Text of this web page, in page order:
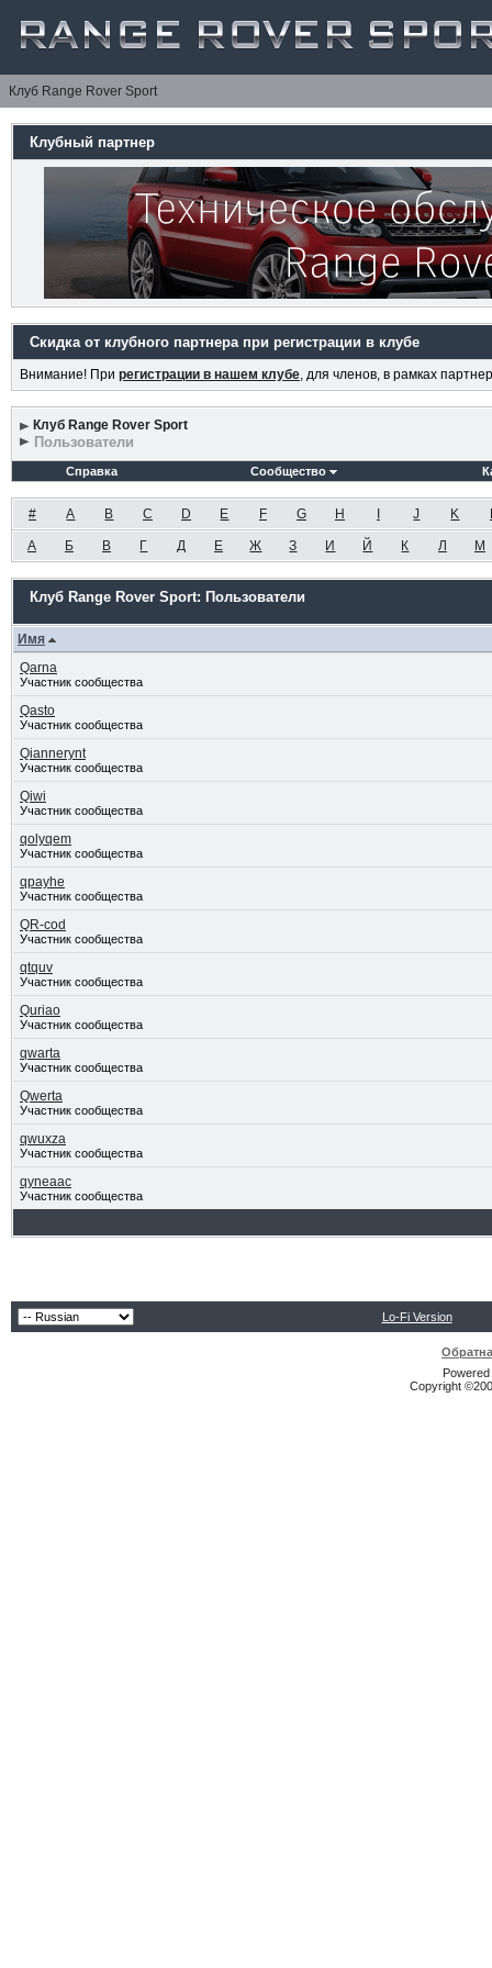
Клуб Range Rover Sport
Клубный партнер
Скидка от клубного партнера при регистрации в клубе
Внимание! При регистрации в нашем клубе, для членов, в рамках
Клуб Range Rover Sport
Пользователи
Справка Сообщество
# A B C D E F G H J K
А Б В Г Д Е Ж З И Й К Л М
Клуб Range Rover Sport: Пользователи
Имя
Qarna
Участник сообщества
Qasto
Участник сообщества
Qiannerynt
Участник сообщества
Qiwi
Участник сообщества
qolyqem
Участник сообщества
qpayhe
Участник сообщества
QR-cod
Участник сообщества
qtquv
Участник сообщества
Quriao
Участник сообщества
qwarta
Участник сообщества
Qwerta
Участник сообщества
qwuxza
Участник сообщества
qyneaac
Участник сообщества
Lo-Fi Version
Copyright